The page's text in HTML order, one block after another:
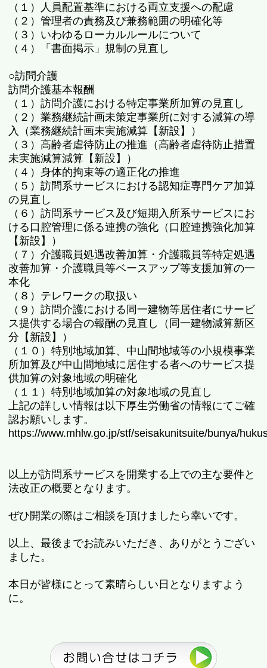
（１）人員配置基準における両立支援への配慮
（２）管理者の責務及び兼務範囲の明確化等
（３）いわゆるローカルルールについて
（４）「書面掲示」規制の見直し
○訪問介護
訪問介護基本報酬
（１）訪問介護における特定事業所加算の見直し
（２）業務継続計画未策定事業所に対する減算の導
入（業務継続計画未実施減算【新設】）
（３）高齢者虐待防止の推進（高齢者虐待防止措置
未実施減算減算【新設】）
（４）身体的拘束等の適正化の推進
（５）訪問系サービスにおける認知症専門ケア加算
の見直し
（６）訪問系サービス及び短期入所系サービスにお
ける口腔管理に係る連携の強化（口腔連携強化加算
【新設】）
（７）介護職員処遇改善加算・介護職員等特定処遇
改善加算・介護職員等ベースアップ等支援加算の一
本化
（８）テレワークの取扱い
（９）訪問介護における同一建物等居住者にサービ
ス提供する場合の報酬の見直し（同一建物減算新区
分【新設】）
（１０）特別地域加算、中山間地域等の小規模事業
所加算及び中山間地域に居住する者へのサービス提
供加算の対象地域の明確化
（１１）特別地域加算の対象地域の見直し
上記の詳しい情報は以下厚生労働省の情報にてご確
認お願いします。
https://www.mhlw.go.jp/stf/seisakunitsuite/bunya/
以上が訪問系サービスを開業する上での主な要件と
法改正の概要となります。
ぜひ開業の際はご相談を頂けましたら幸いです。
以上、最後までお読みいただき、ありがとうござい
ました。
本日が皆様にとって素晴らしい日となりますよう
に。